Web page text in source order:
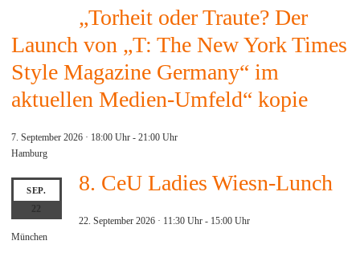
„Torheit oder Traute? Der
Launch von „T: The New York Times
Style Magazine Germany“ im
aktuellen Medien-Umfeld“ kopie
7. September 2026 · 18:00 Uhr - 21:00 Uhr
Hamburg
SEP.
22
8. CeU Ladies Wiesn-Lunch
22. September 2026 · 11:30 Uhr- 15:00 Uhr
München